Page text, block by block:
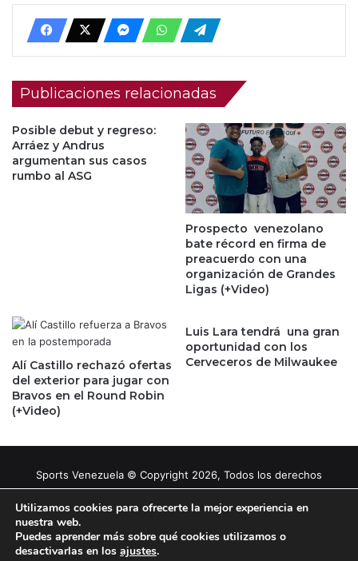
Publicaciones relacionadas
Posible debut y regreso:
Arráez y Andrus
argumentan sus casos
rumbo al ASG
Prospecto venezolano
bate récord en firma de
preacuerdo con una
organización de Grandes
Ligas (+Video)
Alí Castillo rechazó ofertas
del exterior para jugar con
Bravos en el Round Robin
(+Video)
Luis Lara tendrá una gran
oportunidad con los
Cerveceros de Milwaukee
Sports Venezuela © Copyright 2026, Todos los derechos
reservados |
Tema gestionado por Caissa Agency
Facebook
X YouTubeInstagram
Utilizamos cookies para ofrecerte la mejor experiencia en
nuestra web.
Puedes aprender más sobre qué cookies utilizamos o
desactivarlas en los ajustes.